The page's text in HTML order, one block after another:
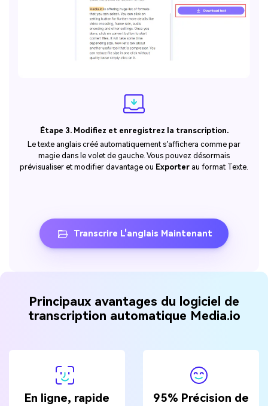
Étape 3. Modifiez et enregistrez la transcription.
Le texte anglais créé automatiquement s’affichera comme par
magie dans le volet de gauche. Vous pouvez désormais
prévisualiser et modifier davantage ou Exporter au format Texte.
Transcrire L'anglais Maintenant
Principaux avantages du logiciel de
transcription automatique Media.io
En ligne, rapide
95% Précision de